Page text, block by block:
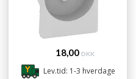
18,00 DKK
Lev.tid: 1-3 hverdage